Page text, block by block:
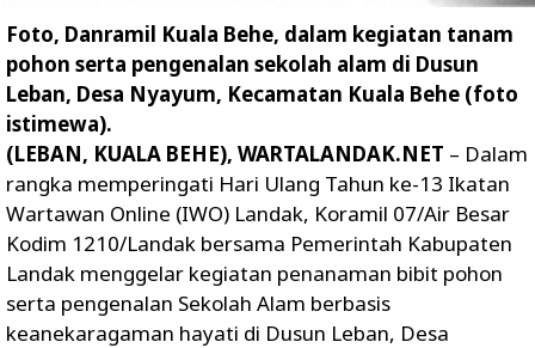
Foto, Danramil Kuala Behe, dalam kegiatan tanam
pohon serta pengenalan sekolah alam di Dusun
Leban, Desa Nyayum, Kecamatan Kuala Behe (foto
istimewa).
(LEBAN, KUALA BEHE), WARTALANDAK.NET – Dalam
rangka memperingati Hari Ulang Tahun ke-13 Ikatan
Wartawan Online (IWO) Landak, Koramil 07/Air Besar
Kodim 1210/Landak bersama Pemerintah Kabupaten
Landak menggelar kegiatan penanaman bibit pohon
serta pengenalan Sekolah Alam berbasis
keanekaragaman hayati di Dusun Leban, Desa